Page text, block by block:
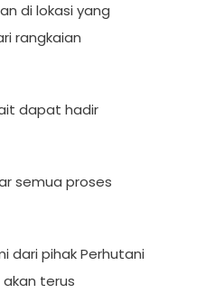
di lokasi yang
rangkaian
dapat hadir
semua proses
dari pihak Perhutani
terus